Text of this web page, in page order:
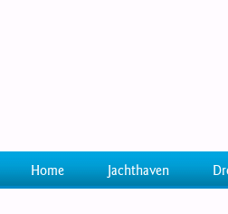
Home Jachthaven